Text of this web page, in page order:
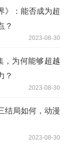
》：能否成为超
？
2023-08-30
，为何能够超越
？
2023-08-30
结局如何，动漫
2023-08-30